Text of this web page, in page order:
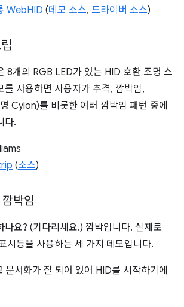
WebHID (데모 소스, 드라이버 소스)
8개의 RGB LED가 있는 HID 호환 조명 스
를 사용하면 사용자가 추격, 깜박임,
Cylon)를 비롯한 여러 깜박임 패턴 중에
다.
(소스)
깜박임
나요? (기다리세요.) 깜박입니다. 실제로
시등을 사용하는 세 가지 데모입니다.
문서화가 잘 되어 있어 HID를 시작하기에